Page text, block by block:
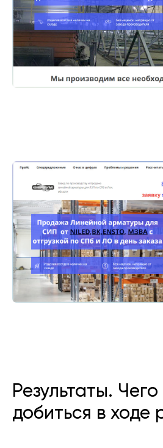
Результаты.
добиться в ходе